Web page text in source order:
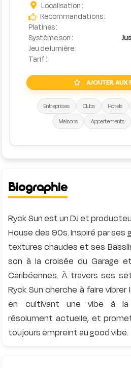
Simulateur
de prix
Localisation :
Recommandations :
Platines :
Système son :
Jeu de lumière :
Tarif :
AJOUTER AUX
Entreprises Clubs Hotels
Maisons
Appartements
Biographie
Ryck Sun est un DJ et
House des 90s. Inspiré par ses
textures chaudes et ses
son à la croisée du Garage
Caribéennes. À travers ses
Ryck Sun cherche à faire
en cultivant une vibe à
résolument actuelle, et